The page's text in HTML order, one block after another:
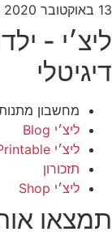
13 באוקטובר 2020
ליצ׳י -
דיגיטלי
מחשבון
ליצ׳י Blog
ליצ׳י Printable
תזכורון
ליצ׳י Shop
תמצאו